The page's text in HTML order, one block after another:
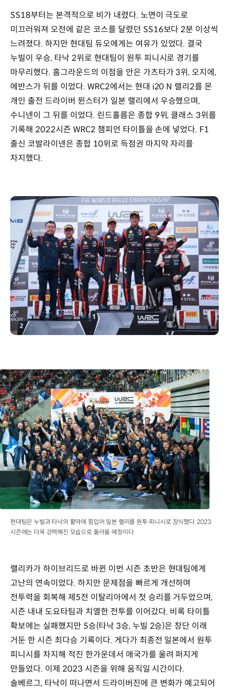
SS18부터는 본격적으로 비가 내렸다. 노면이 극도로
미끄러워져 오전에 같은 코스를 달렸던 SS16보다 2분 이상씩
느려졌다. 하지만 현대팀 듀오에게는 여유가 있었다. 결국
누빌이 우승, 타낙 2위로 현대팀이 원투 피니시로 경기를
마무리했다. 홈그라운드의 이점을 안은 가츠타가 3위, 오지에,
에반스가 뒤를 이었다. WRC2에서는 현대 i20 N 랠리2를 몬
개인 출전 드라이버 뮌스터가 일본 랠리에서 우승했으며,
수니넨이 그 뒤를 이었다. 린드홀름은 종합 9위, 클래스 3위를
기록해 2022시즌 WRC2 챔피언 타이틀을 손에 넣었다. F1
출신 코발라이넨은 종합 10위로 득점권 마지막 자리를
차지했다.
현대팀은 누빌과 타낙의 활약에 힘입어 일본 랠리를 원투 피니시로 장식했다. 2023
시즌에는 더욱 강력해진 모습으로 돌아올 예정이다
랠리카가 하이브리드로 바뀐 이번 시즌 초반은 현대팀에게
고난의 연속이었다. 하지만 문제점을 빠르게 개선하며
전투력을 회복해 제5전 이탈리아에서 첫 승리를 거두었으며,
시즌 내내 도요타팀과 치열한 전투를 이어갔다. 비록 타이틀
확보에는 실패했지만 5승(타낙 3승, 누빌 2승)은 창단 이래
거둔 한 시즌 최다승 기록이다. 게다가 최종전 일본에서 원투
피니시를 차지해 적진 한가운데서 애국가를 울려 퍼지게
만들었다. 이제 2023 시즌을 위해 움직일 시간이다.
솔베르그, 타낙이 떠나면서 드라이버진에 큰 변화가 예고되어